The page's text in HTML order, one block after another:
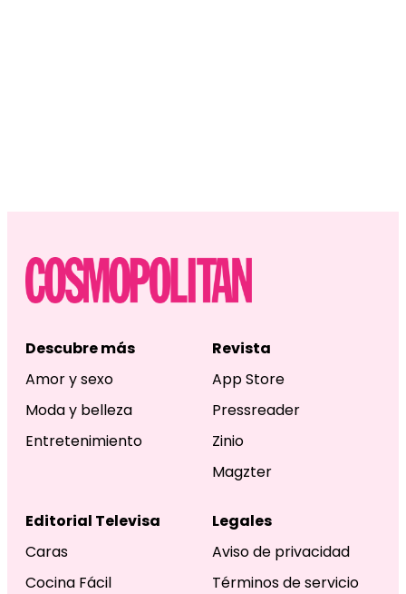
Descubre más
Amor y sexo
Moda y belleza
Entretenimiento
Revista
App Store
Pressreader
Zinio
Magzter
Editorial Televisa
Caras
Cocina Fácil
Legales
Aviso de privacidad
Términos de servicio